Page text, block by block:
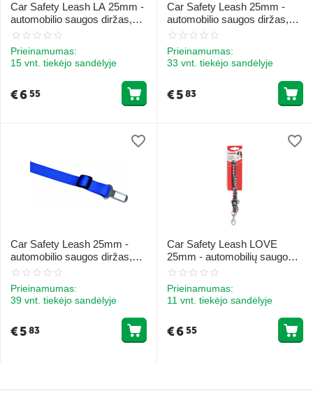
Car Safety Leash LA 25mm -
automobilio saugos diržas,
25mm pločio 1 vnt.
Prieinamumas:
15 vnt. tiekėjo sandėlyje
€655
Car Safety Leash 25mm -
automobilio saugos diržas,
plotis 25mm RAUDONAS
Prieinamumas:
33 vnt. tiekėjo sandėlyje
€583
Car Safety Leash 25mm -
automobilio saugos diržas,
plotis 25mm 1vnt. MĖLYNAS
Prieinamumas:
39 vnt. tiekėjo sandėlyje
€583
Car Safety Leash LOVE
25mm - automobilių saugos
diržas, plotis 25mm 1vnt.
Prieinamumas:
11 vnt. tiekėjo sandėlyje
€655